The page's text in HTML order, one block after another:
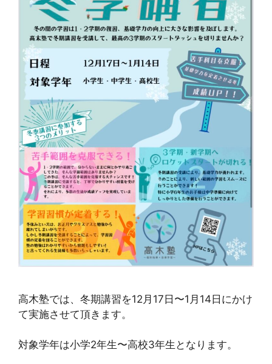
高木塾では、冬期講習を12月17日〜1月14日にかけ
て実施させて頂きます。
対象学年は小学2年生〜高校3年生となります。